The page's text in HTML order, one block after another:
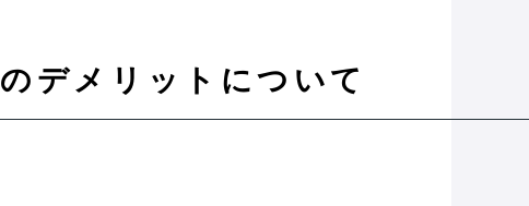
デメリットについて